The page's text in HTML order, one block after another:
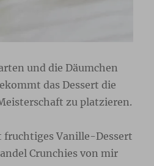
und die Däumchen
das Dessert die
zu platzieren.
fruchtiges Vanille-Dessert
Crunchies von mir